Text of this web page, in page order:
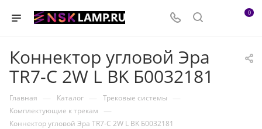
0
Коннектор угловой Эра
TR7-C 2W L BK Б0032181
Главная — Каталог — Трековые системы —
Комплектующие к трекам —
Коннектор угловой Эра TR7-C 2W L BK Б0032181